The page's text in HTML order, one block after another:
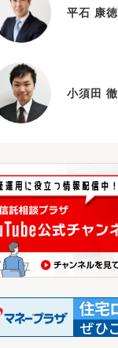
平石 康徳
小須田 徹